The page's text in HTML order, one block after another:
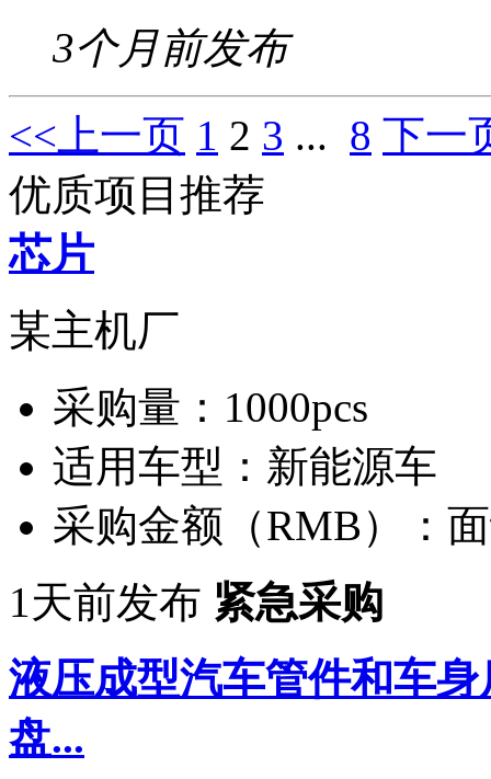
3个月前发布
<<上一页 1 2 3 ... 8 下一
优质项目推荐
芯片
某主机厂
采购量： 1000pcs
适用车型： 新能源车
采购金额（RMB）：
1天前发布 紧急采购
液压成型汽车管件和车
盘...